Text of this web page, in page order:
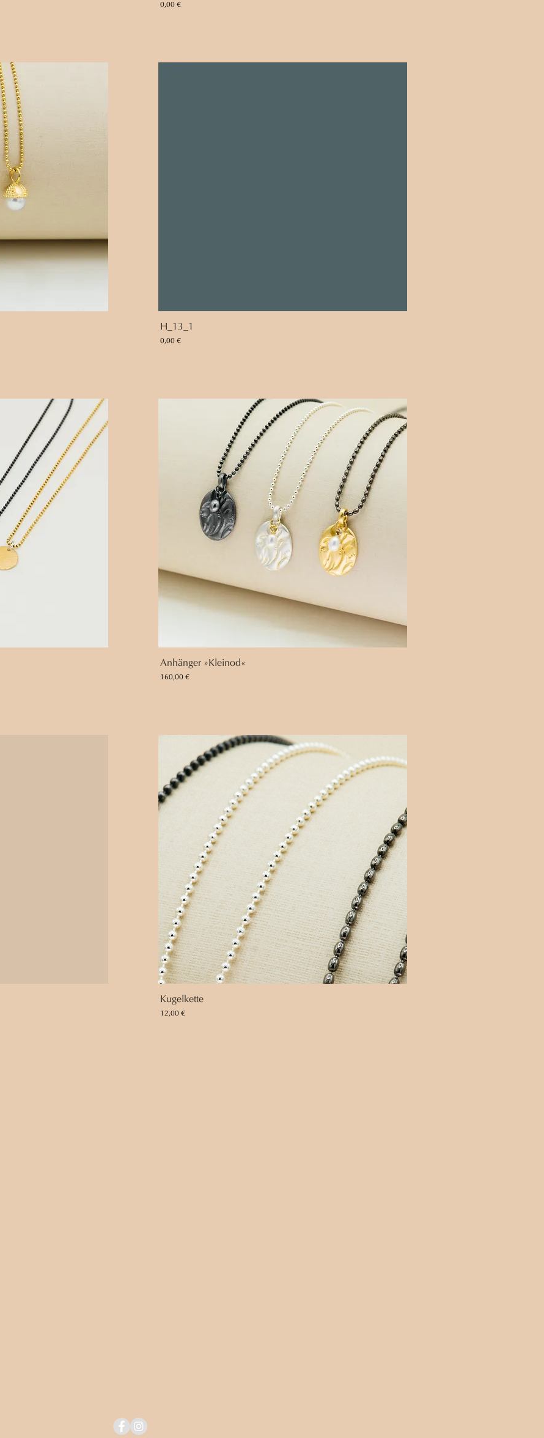
Preis
0,00 €
H_13_1
Preis
0,00 €
Anhänger »Kleinod«
Preis
160,00 €
Kugelkette
Preis
12,00 €